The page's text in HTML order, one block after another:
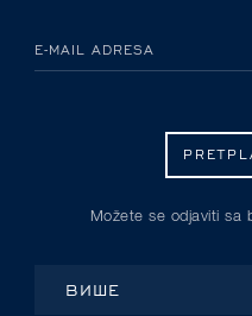
E-MAIL ADRESA
Možete se odjaviti sa
ВИШЕ